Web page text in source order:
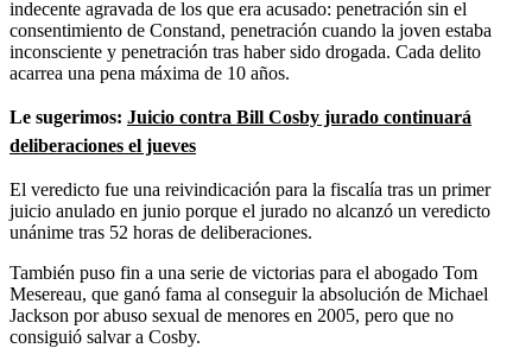
indecente agravada de los que era acusado: penetración sin el
consentimiento de Constand, penetración cuando la joven estaba
inconsciente y penetración tras haber sido drogada. Cada delito
acarrea una pena máxima de 10 años.
Le sugerimos: Juicio contra Bill Cosby jurado continuará
deliberaciones el jueves
El veredicto fue una reivindicación para la fiscalía tras un primer
juicio anulado en junio porque el jurado no alcanzó un veredicto
unánime tras 52 horas de deliberaciones.
También puso fin a una serie de victorias para el abogado Tom
Mesereau, que ganó fama al conseguir la absolución de Michael
Jackson por abuso sexual de menores en 2005, pero que no
consiguió salvar a Cosby.